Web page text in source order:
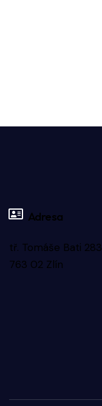
Adresa
tř. Tomáše Bati 283
763 02 Zlín